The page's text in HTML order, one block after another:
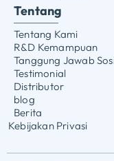
Tentang
Tentang Kami
R&D Kemampuan
Tanggung Jawab
Testimonial
Distributor
blog
Berita
Kebijakan Privasi